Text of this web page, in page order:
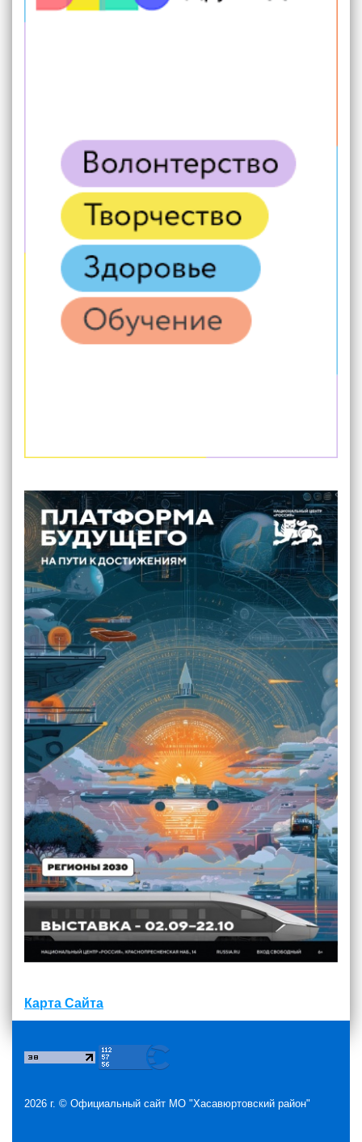
Карта Сайта
2026 г. © Официальный сайт МО "Хасавюртовский район"